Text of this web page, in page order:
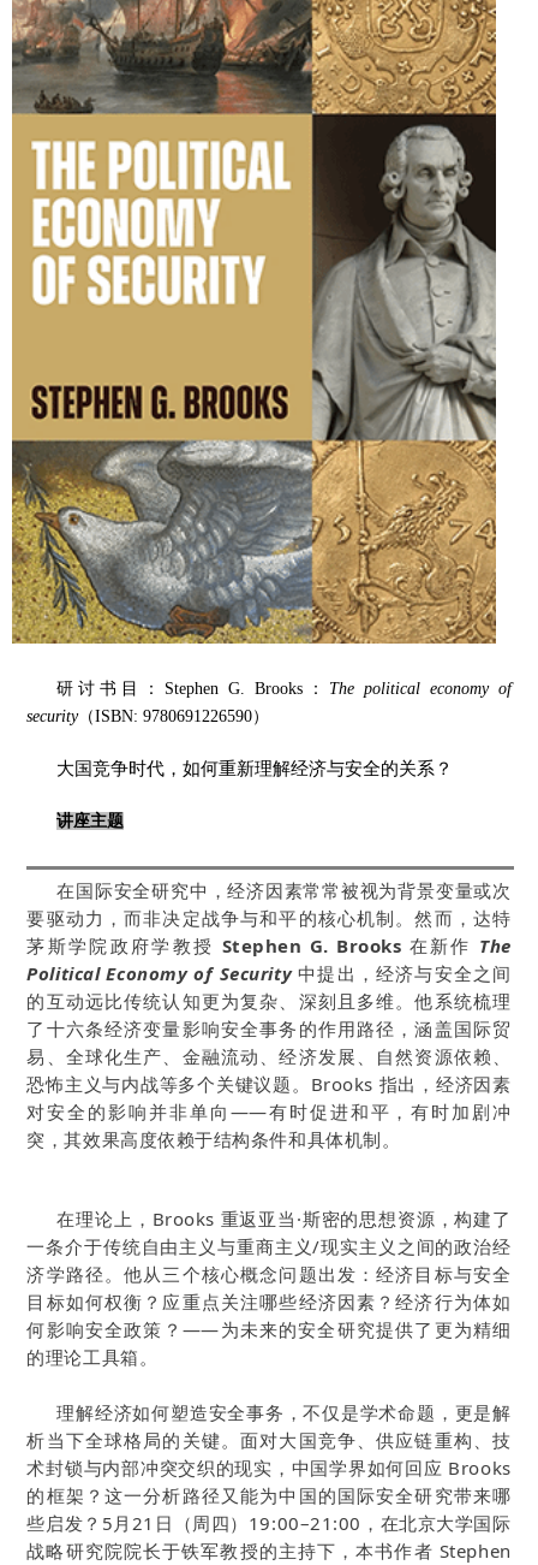
研讨书目：Stephen G. Brooks： The political economy of
security（ISBN: 9780691226590）
大国竞争时代，如何重新理解经济与安全的关系？
讲座主题
在国际安全研究中，经济因素常常被视为背景变量或次
要驱动力，而非决定战争与和平的核心机制。然而，达特
茅斯学院政府学教授 Stephen G. Brooks 在新作 The
Political Economy of Security中提出，经济与安全之间
的互动远比传统认知更为复杂、深刻且多维。他系统梳理
了十六条经济变量影响安全事务的作用路径，涵盖国际贸
易、全球化生产、金融流动、经济发展、自然资源依赖、
恐怖主义与内战等多个关键议题。Brooks 指出，经济因素
对安全的影响并非单向——有时促进和平，有时加剧冲
突，其效果高度依赖于结构条件和具体机制。
在理论上，Brooks 重返亚当·斯密的思想资源，构建了
一条介于传统自由主义与重商主义/现实主义之间的政治经
济学路径。他从三个核心概念问题出发：经济目标与安全
目标如何权衡？应重点关注哪些经济因素？经济行为体如
何影响安全政策？——为未来的安全研究提供了更为精细
的理论工具箱。
理解经济如何塑造安全事务，不仅是学术命题，更是解
析当下全球格局的关键。面对大国竞争、供应链重构、技
术封锁与内部冲突交织的现实，中国学界如何回应 Brooks
的框架？这一分析路径又能为中国的国际安全研究带来哪
些启发？5月21日（周四）19:00–21:00，在北京大学国际
战略研究院院长于铁军教授的主持下，本书作者 Stephen